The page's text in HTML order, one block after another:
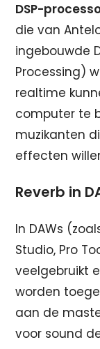
DSP-
die van
ingebouwde
Processing)
realtime
computer te
muzikanten
effecten
Reverb in
In DAWs
Studio, Pro
veelgebruikt
worden
aan de
voor sound